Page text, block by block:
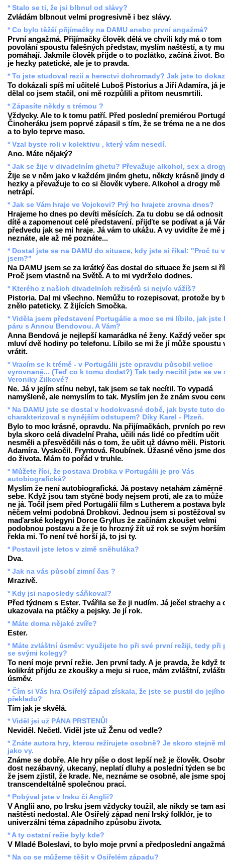
* Stalo se ti, že jsi blbnul od slávy?
Zvládám blbnout velmi progresivně i bez slávy.
* Co bylo těžší přijímačky na DAMU anebo první angažmá?
První angažmá. Přijímačky člověk dělá ve chvíli kdy má o tom
povolání spoustu falešných představ, myslím naštěstí, a ty
pomáhají. Jakmile člověk přijde o to pozlátko, začíná život.
je hezky patetické, ale je to pravda.
* To jste studoval rezii a herectvi dohromady? Jak jste to
To dokázali spíš mí učitelé Luboš Pistorius a Jiří Adamíra, já
dělal co jsem stačil, oni mě rozpůlili a přitom neusmrtili.
* Zápasíte někdy s trémou ?
Vždycky. Ale to k tomu patří. Před poslední premiérou
Činoheráku jsem poprvé zápasil s tím, že se tréma ne a ne
a to bylo teprve maso.
* Vzal byste roli v kolektivu , který vám nesedí.
Ano. Máte nějaký?
* Jak se žije v divadelním ghetu? Převažuje alkohol, sex a
Žije se v něm jako v každém jiném ghetu, někdy krásně jindy
hezky a převažuje to co si člověk vybere. Alkohol a drogy mě
netrápí.
* Jak se Vám hraje ve Vojckovi? Prý ho hrajete zrovna dnes?
Hrajeme ho dnes po devíti měsících. Za tu dobu se dá odnosit
dítě a zapomenout celé představení. přijďte se podívat a já
předvedu jak se mi hraje. Já vám to ukážu. A vy uvidíte že mě
neznáte, ale až mě poznáte...
* Dostal jste se na DAMU do situace, kdy jste si říkal: "Proč tu
jsem?"
Na DAMU jsem se za krátký čas dostal do situace že jsem si
Proč jsem vlastně na Světě. A to mi vydrželo dodnes.
* Kterého z našich divadelních režisérů si nejvíc vážíš?
Pistoria. Dal mi všechno. Nemůžu to rozepisovat, protože by
znělo pateticky. Z žijících Smočka.
* Viděla jsem představení Portugálie a moc se mi líbilo, jak jste
páru s Annou Bendovou. A Vám?
Anna Bendová je nejlepší kamarádka né ženy. Každý večer
mluví dvě hodiny po telefonu. Líbilo se mi že jí může spoustu
vrátit.
* Vracím se k trémě - v Portugálii jste opravdu působil velice
vyrovnaně... (Teď co k tomu dodat?) Tak tedy necítil jste se ve
Veroniky Žilkové?
Ne. Já v jejím stínu nebyl, tak jsem se tak necítil. To vypadá
namyšleně, ale nemyslím to tak. Myslím jen že znám svou
* Na DAMU jste se dostal v hodokvasné době, jak byste tuto
charakterizoval s nynějším odstupem? Díky Karel - Plzeň.
Bylo to moc krásné, opravdu. Na přijímačkách, prvních po
byla skoro celá divadelní Praha, učili nás lidé co předtím učit
nesměli a přesvědčili nás o tom, že učit už dávno měli.
Adamíra. Vyskočil. Fryntová. Roubínek. Úžasné věno jsme
do života. Mám to pořád v truhle.
* Můžete říci, že postava Drobka v Portugálii je pro Vás
autobiografická?
Myslím že není autobiografická. Já postavy netahám záměrně
sebe. Když jsou tam styčné body nejsem proti, ale za to může
ne já. Točil jsem před Portugálií film s Lutherem a postava
něčem velmi podobná Drobkovi. Jednou jsem si postěžoval
maďarské kolegyni Dorce Gryllus že začínám zkoušet velmi
podobnou postavu a že je to hrozný žít už rok se svým
řekla mi. To není tvé horší já, to jsi ty.
* Postavil jste letos v zimě sněhuláka?
Dva.
* Jak na vás působí zimní čas ?
Mrazivě.
* Kdy jsi naposledy sáňkoval?
Před týdnem s Ester. Tvářila se že ji nudím. Já ječel strachy a
ukazovala na ptáčky a pejsky. Je jí rok.
* Máte doma nějaké zvíře?
Ester.
* Máte zvláštní úsměv: využijete ho při své první režiji, tedy při
se svými kolegy?
To není moje první režie. Jen první tady. A je pravda, že když
kolikrát přijdu ze zkoušky a meju si ruce, mám zvláštní,
úsměv.
* Čím si Vás hra Osiřelý západ získala, že jste se pustil do jejího
překladu?
Tím jak je skvělá.
* Viděl jsi už PÁNA PRSTENŮ!
Neviděl. Nečetl. Viděl jste už Ženu od vedle?
* Znáte autora hry, kterou režírujete osobně? Je skoro stejně
jako vy.
Známe se dobře. Ale hry píše o dost lepší než je člověk.
dost nezábavný, ukecaný, neplatí dluhy a poslední týden se
že jsem zjistil, že krade. Ne, neznáme se osobně, ale jsme
transcendeltálně společnou prací.
* Pobýval jste v Irsku či Anglii?
V Anglii ano, po Irsku jsem vždycky toužil, ale nikdy se tam asi
naštěstí nedostal. Ale Osiřelý západ není Irský folklór, je to
univerzální téma západního způsobu života.
* A ty ostatní režie byly kde?
V Mladé Boleslavi, to bylo moje první a předposlední
* Na co se můžeme těšit v Osiřelém západu?